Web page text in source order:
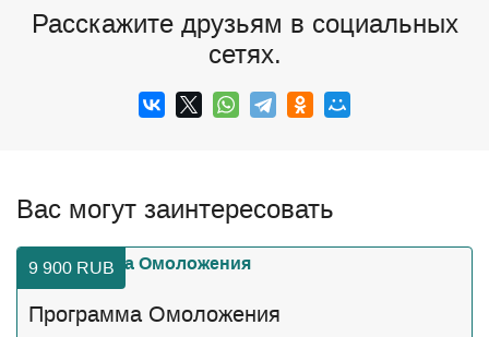
Расскажите друзьям в социальных
сетях.
Вас могут заинтересовать
9 900 RUB
Программа Омоложения